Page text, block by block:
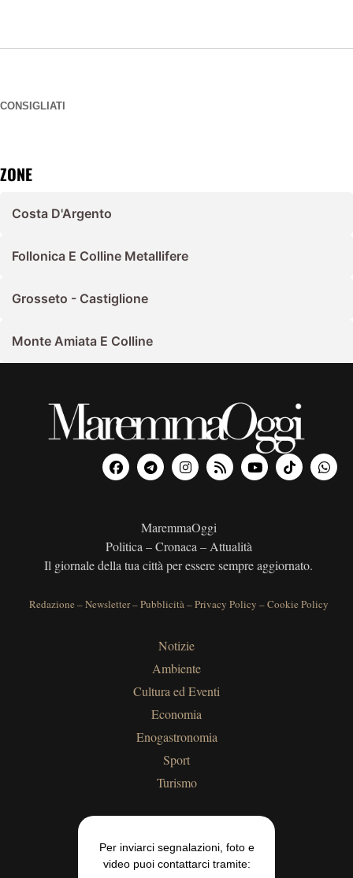
CONSIGLIATI
ZONE
Costa D'Argento
Follonica E Colline Metallifere
Grosseto - Castiglione
Monte Amiata E Colline
MaremmaOggi
Politica – Cronaca – Attualità
Il giornale della tua città per essere sempre aggiornato.
Redazione –Newsletter–Pubblicità–Privacy Policy –Cookie Policy
Notizie
Ambiente
Cultura ed Eventi
Economia
Enogastronomia
Sport
Turismo
Per inviarci segnalazioni, foto e
video puoi contattarci tramite: